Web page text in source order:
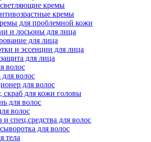
кремы
кремы
для проблемной кожи
и лосьоны для лица
для лица
и эссенции для лица
для лица
волос
волос
для волос
скраб для кожи головы
для волос
волос
и спец.средства для волос
для волос
тела